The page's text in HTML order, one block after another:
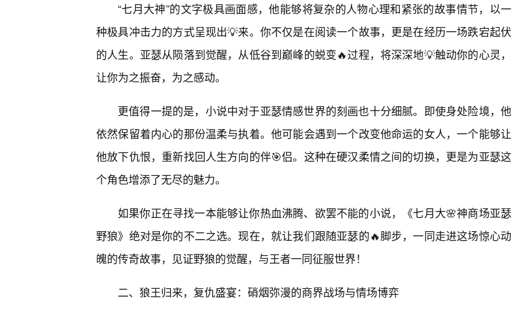
“七月大神”的文字极具画面感，他能够将复杂的人物心理和紧张的故事情节，以一
种极具冲击力的方式呈现出💡来。你不仅是在阅读一个故事，更是在经历一场跌宕起伏
的人生。亚瑟从陨落到觉醒，从低谷到巅峰的蜕变🔥过程，将深深地💡触动你的心灵，
让你为之振奋，为之感动。
更值得一提的是，小说中对于亚瑟情感世界的刻画也十分细腻。即使身处险境，他
依然保留着内心的那份温柔与执着。他可能会遇到一个改变他命运的女人，一个能够让
他放下仇恨，重新找回人生方向的伴🎯侣。这种在硬汉柔情之间的切换，更是为亚瑟这
个角色增添了无尽的魅力。
如果你正在寻找一本能够让你热血沸腾、欲罢不能的小说，《七月大🌸神商场亚瑟
野狼》绝对是你的不二之选。现在，就让我们跟随亚瑟的🔥脚步，一同走进这场惊心动
魄的传奇故事，见证野狼的觉醒，与王者一同征服世界！
二、狼王归来，复仇盛宴：硝烟弥漫的商界战场与情场博弈